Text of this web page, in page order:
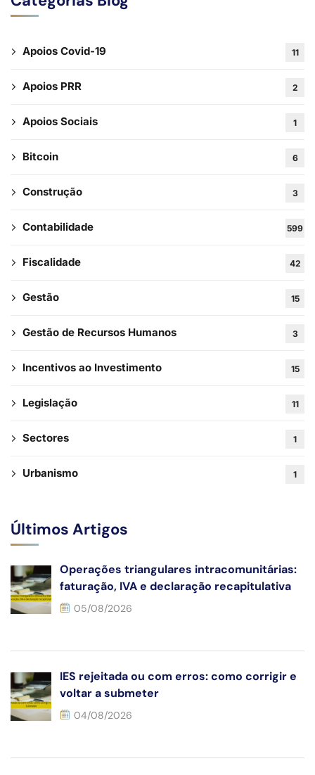
Apoios Covid-19 11
Apoios PRR 2
Apoios Sociais 1
Bitcoin 6
Construção 3
Contabilidade 599
Fiscalidade 42
Gestão 15
Gestão de Recursos Humanos 3
Incentivos ao Investimento 15
Legislação 11
Sectores 1
Urbanismo 1
Últimos Artigos
Operações triangulares intracomunitárias:
faturação, IVA e declaração recapitulativa
05/08/2026
IES rejeitada ou com erros: como corrigir e
voltar a submeter
04/08/2026